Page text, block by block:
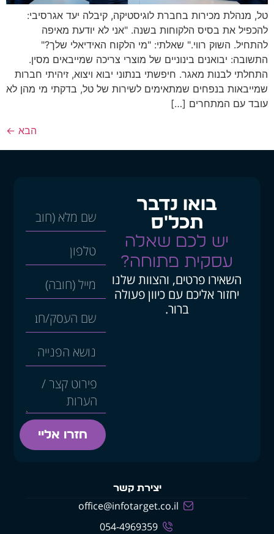
טל, מנהלת מכירות בחברת לוגיסטיקה, קיבלה יעד אגרסיבי:
להכפיל את בסיס הלקוחות בשנה. "אני לא יודעת מאיפה
להתחיל. השוק רווי." שאלתי: "מי הלקוח האידיאלי שלך?"
התשובה: יבואנים בינוניים של מוצרי צריכה שמייבאים מסין.
התחלתי לבנות מאגר. חיפשתי בנתוני יבוא ויצוא, זיהיתי חברות
שמייבאות בנפחים שמתאימים לשירות של טל, בדקתי מי מהן לא
עובד עם המתחרים […]
הבא ←
בואו נדבר
תכל'ס
יש לכם שאלה
עסקית פתוחה?
השאירו פרטים, והצוות שלנו
יחזור אליכם עם כיוון פעולה
ברור.
חזרו אליי
יצירת קשר
office@infotarget.co.il
054-4969359